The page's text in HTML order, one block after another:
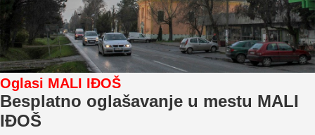
Oglasi MALI IĐOŠ
Besplatno oglašavanje u mestu MALI
IĐOŠ